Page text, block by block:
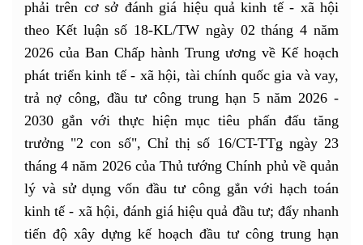
phải trên cơ sở đánh giá hiệu quả kinh tế - xã hội
theo Kết luận số 18-KL/TW ngày 02 tháng 4 năm
2026 của Ban Chấp hành Trung ương về Kế hoạch
phát triển kinh tế - xã hội, tài chính quốc gia và vay,
trả nợ công, đầu tư công trung hạn 5 năm 2026 -
2030 gắn với thực hiện mục tiêu phấn đấu tăng
trưởng "2 con số", Chỉ thị số 16/CT-TTg ngày 23
tháng 4 năm 2026 của Thủ tướng Chính phủ về quản
lý và sử dụng vốn đầu tư công gắn với hạch toán
kinh tế - xã hội, đánh giá hiệu quả đầu tư; đẩy nhanh
tiến độ xây dựng kế hoạch đầu tư công trung hạn